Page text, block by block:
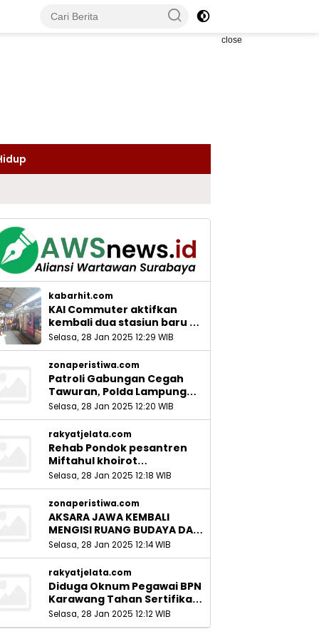
close
kabarhit.com
KAI Commuter aktifkan
kembali dua stasiun baru di
Sidoarjo_
Selasa, 28 Jan 2025 12:29 WIB
zonaperistiwa.com
Patroli Gabungan Cegah
Tawuran, Polda Lampung
Ingatkan Peran Orang Tua
Selasa, 28 Jan 2025 12:20 WIB
rakyatjelata.com
Rehab Pondok pesantren
Miftahul khoirot
Meninggalkan Hutang Ke
Material, Mantan Kadis PUPR
Harus Bertanggung Jawab
Selasa, 28 Jan 2025 12:18 WIB
zonaperistiwa.com
AKSARA JAWA KEMBALI
MENGISI RUANG BUDAYA DAN
SITUS LELUHUR NUSANTARA
Selasa, 28 Jan 2025 12:14 WIB
rakyatjelata.com
Diduga Oknum Pegawai BPN
Karawang Tahan Sertifikat
Pemohon PTSL
Selasa, 28 Jan 2025 12:12 WIB